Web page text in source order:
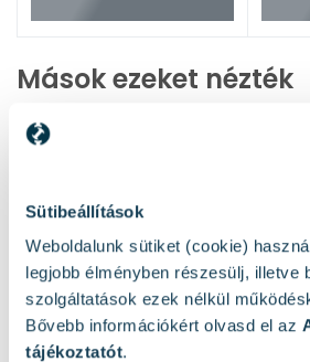
Sütibeállítások
Weboldalunk sütiket (cookie)
legjobb élményben részesülj, illetve
szolgáltatások ezek nélkül
Bővebb információkért olvasd el az
tájékoztatót.
Mások ezeket nézték